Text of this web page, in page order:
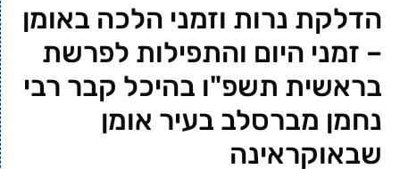
הדלקת נרות וזמני הלכה באומן
– זמני היום והתפילות לפרשת
בראשית תשפ"ו בהיכל קבר רבי
נחמן מברסלב בעיר אומן
שבאוקראינה